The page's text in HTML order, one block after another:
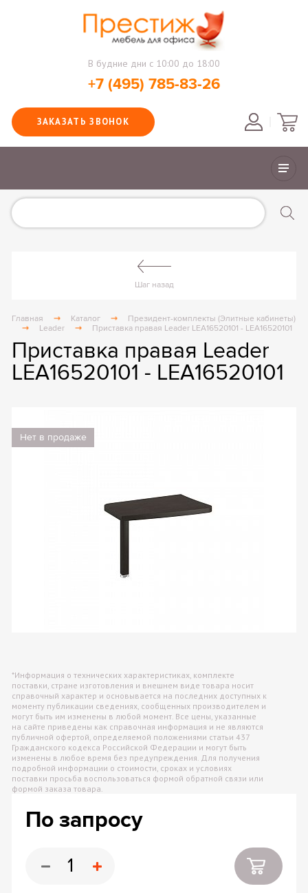
В будние дни с 10:00 до 18:00
+7 (495) 785-83-26
ЗАКАЗАТЬ ЗВОНОК
Шаг назад
Главная Каталог
Президент-комплекты (Элитные кабинеты)
Leader
Приставка правая Leader LEA16520101 - LEA16520101
Приставка правая Leader
LEA16520101 - LEA16520101
Нет в продаже
*Информация о технических характеристиках, комплекте
поставки, стране изготовления и внешнем виде товара носит
справочный характер и основывается на последних доступных к
моменту публикации сведениях, сообщенных производителем и
могут быть им изменены в любой момент. Все цены, указанные
на сайте приведены как справочная информация и не являются
публичной офертой, определяемой положениями статьи 437
Гражданского кодекса Российской Федерации и могут быть
изменены в любое время без предупреждения. Для получения
подробной информации о стоимости, сроках и условиях
поставки просьба воспользоваться формой обратной связи или
формой заказа товара.
По запросу